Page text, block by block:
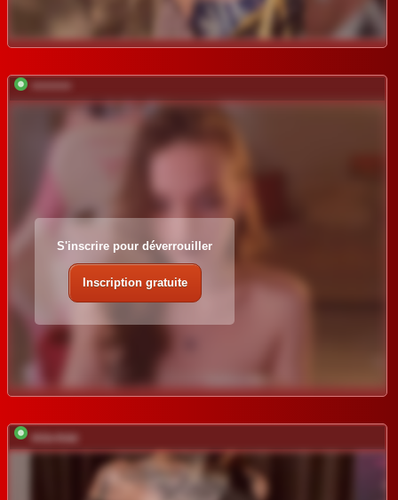
S'inscrire pour déverrouiller
Inscription gratuite
mia-max